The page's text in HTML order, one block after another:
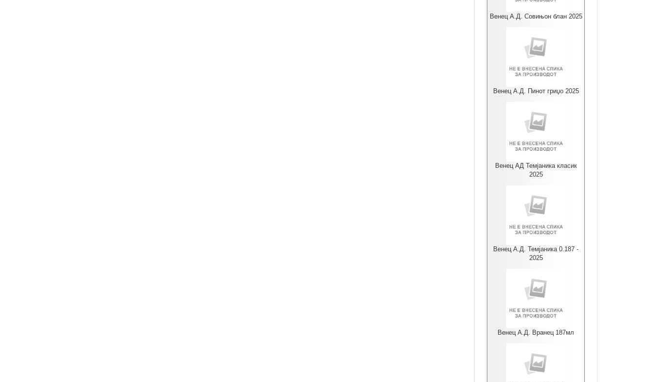
Венец А.Д. Совињон блан 2025
Венец А.Д. Пинот гриџо 2025
Венец АД Темјаника класик
2025
Венец А.Д. Темјаника 0.187 -
2025
Венец А.Д. Вранец 187мл